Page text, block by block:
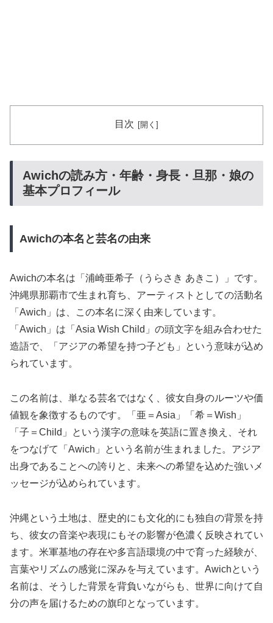
目次
Awichの読み方・年齢・身長・旦那・娘の
基本プロフィール
Awichの本名と芸名の由来
Awichの本名は「浦崎亜希子（うらさき あきこ）」です。
沖縄県那覇市で生まれ育ち、アーティストとしての活動名
「Awich」は、この本名に深く由来しています。
「Awich」は「Asia Wish Child」の頭文字を組み合わせた
造語で、「アジアの希望を持つ子ども」という意味が込め
られています。
この名前は、単なる芸名ではなく、彼女自身のルーツや価
値観を象徴するものです。「亜＝Asia」「希＝Wish」
「子＝Child」という漢字の意味を英語に置き換え、それ
をつなげて「Awich」という名前が生まれました。アジア
出身であることへの誇りと、未来への希望を込めた強いメ
ッセージが込められています。
沖縄という土地は、歴史的にも文化的にも独自の背景を持
ち、彼女の音楽や表現にもその影響が色濃く反映されてい
ます。米軍基地の存在や多言語環境の中で育った経験が、
言葉やリズムの感覚に深みを与えています。Awichという
名前は、そうした背景を背負いながらも、世界に向けて自
分の声を届けるための旗印となっています。